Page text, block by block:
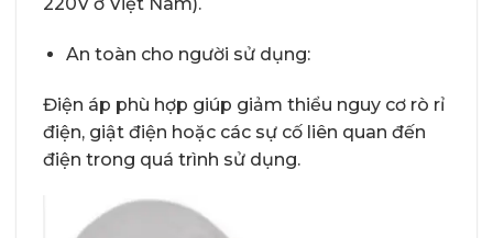
An toàn cho người sử dụng:
Điện áp phù hợp giúp giảm thiểu nguy cơ rò rỉ
điện, giật điện hoặc các sự cố liên quan đến
điện trong quá trình sử dụng.